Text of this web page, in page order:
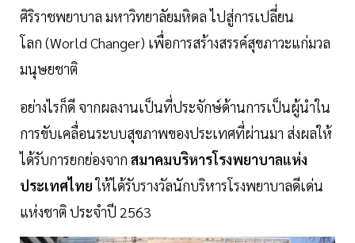
ศิริราชพยาบาล มหาวิทยาลัยมหิดล ไปสู่การเปลี่ยน
โลก (World Changer) เพื่อการสร้างสรรค์สุขภาวะแก่มวล
มนุษยชาติ
อย่างไรก็ดี จากผลงานเป็นที่ประจักษ์ด้านการเป็นผู้นำใน
การขับเคลื่อนระบบสุขภาพของประเทศที่ผ่านมา ส่งผลให้
ได้รับการยกย่องจาก สมาคมบริหารโรงพยาบาลแห่ง
ประเทศไทยให้ได้รับรางวัลนักบริหารโรงพยาบาลดีเด่น
แห่งชาติ ประจำปี 2563